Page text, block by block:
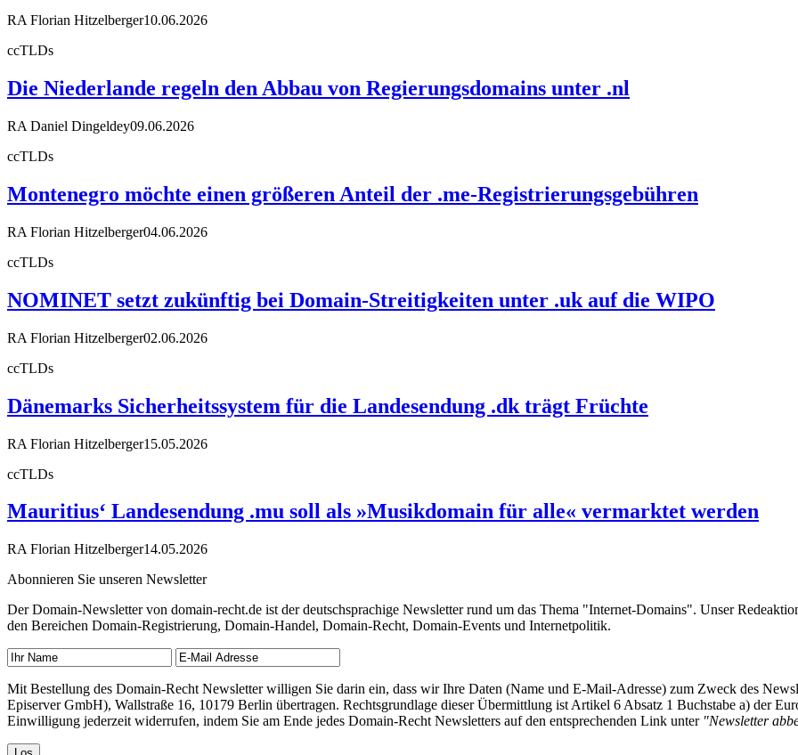
RA Florian Hitzelberger10.06.2026
ccTLDs
Die Niederlande regeln den Abbau von Regierungsdomains unter .nl
RA Daniel Dingeldey09.06.2026
ccTLDs
Montenegro möchte einen größeren Anteil der .me-Registrierungsgebühren
RA Florian Hitzelberger04.06.2026
ccTLDs
NOMINET setzt zukünftig bei Domain-Streitigkeiten unter .uk auf die WIPO
RA Florian Hitzelberger02.06.2026
ccTLDs
Dänemarks Sicherheitssystem für die Landesendung .dk trägt Früchte
RA Florian Hitzelberger15.05.2026
ccTLDs
Mauritius‘ Landesendung .mu soll als »Musikdomain für alle« vermarktet werden
RA Florian Hitzelberger14.05.2026
Abonnieren Sie unseren Newsletter
Der Domain-Newsletter von domain-recht.de ist der deutschsprachige Newsletter rund um das Thema "Internet-Domains". Unser
den Bereichen Domain-Registrierung, Domain-Handel, Domain-Recht, Domain-Events und Internetpolitik.
Mit Bestellung des Domain-Recht Newsletter willigen Sie darin ein, dass wir Ihre Daten (Name und E-Mail-Adresse) zum Zweck des
Episerver GmbH), Wallstraße 16, 10179 Berlin übertragen. Rechtsgrundlage dieser Übermittlung ist Artikel 6 Absatz 1 Buchstabe a) der
Einwilligung jederzeit widerrufen, indem Sie am Ende jedes Domain-Recht Newsletters auf den entsprechenden Link unter "Newsletter